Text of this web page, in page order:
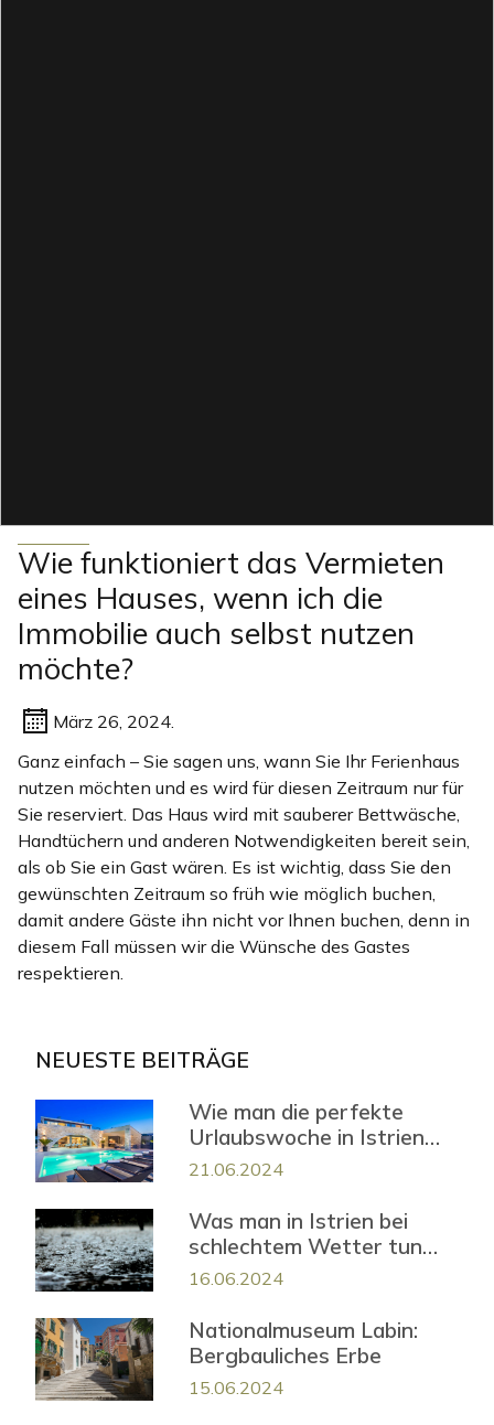
Wie funktioniert das Vermieten
eines Hauses, wenn ich die
Immobilie auch selbst nutzen
möchte?
März 26, 2024.
Ganz einfach – Sie sagen uns, wann Sie Ihr Ferienhaus
nutzen möchten und es wird für diesen Zeitraum nur für
Sie reserviert. Das Haus wird mit sauberer Bettwäsche,
Handtüchern und anderen Notwendigkeiten bereit sein,
als ob Sie ein Gast wären. Es ist wichtig, dass Sie den
gewünschten Zeitraum so früh wie möglich buchen,
damit andere Gäste ihn nicht vor Ihnen buchen, denn in
diesem Fall müssen wir die Wünsche des Gastes
respektieren.
NEUESTE BEITRÄGE
Wie man die perfekte
Urlaubswoche in Istrien
verbringt
21.06.2024
Was man in Istrien bei
schlechtem Wetter tun
kann?
16.06.2024
Nationalmuseum Labin:
Bergbauliches Erbe
15.06.2024